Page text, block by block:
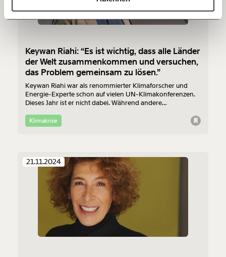
60€ 100€
Ich möchte meine Spende verschenken.
Du erhältst eine E-Mail mit deiner
Geschenkurkunde im PDF-Format, welche Du
ausdrucken oder weiterleiten und verschenken
kannst.
1/3
Keywan Riahi: “Es ist wichtig, dass alle Länder
der Welt zusammenkommen und versuchen,
das Problem gemeinsam zu lösen.”
Keywan Riahi war als renommierter Klimaforscher und
Energie-Experte schon auf vielen UN-Klimakonferenzen.
Dieses Jahr ist er nicht dabei. Während andere
Kritik setzen, hat es bei ihm nur organisatorische Gründe.
Warum er die Klimakonferenz nach wie vor für wichtig hält
Klimakrise
21.11.2024